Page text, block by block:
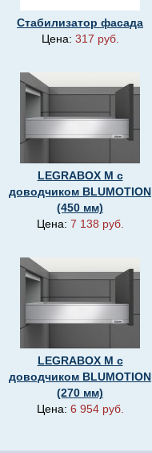
Стабилизатор фасада
Цена: 317 руб.
LEGRABOX M с
доводчиком BLUMOTION
(450 мм)
Цена: 7 138 руб.
LEGRABOX M с
доводчиком BLUMOTION
(270 мм)
Цена: 6 954 руб.